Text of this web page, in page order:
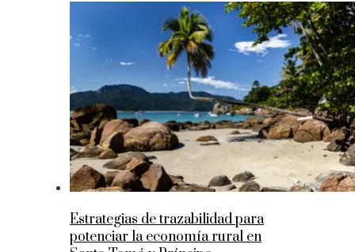
Estrategias de trazabilidad para
potenciar la economía rural en